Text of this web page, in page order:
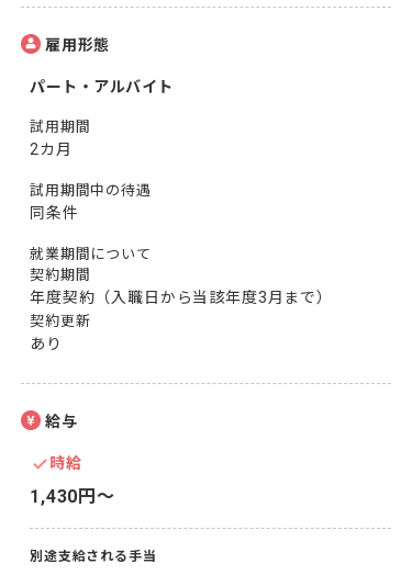
雇用形態
パート・アルバイト
試用期間
2カ月
試用期間中の待遇
同条件
就業期間について
契約期間
年度契約（入職日から当該年度3月まで）
契約更新
あり
給与
時給
1,430円〜
別途支給される手当